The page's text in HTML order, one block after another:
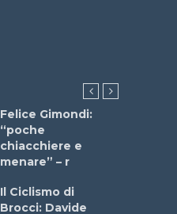
Felice Gimondi:
“poche
chiacchiere e
menare” – r
Il Ciclismo di
Brocci: Davide